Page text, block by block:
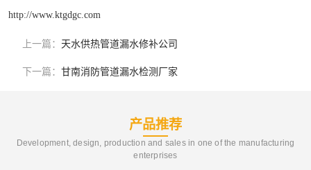
http://www.ktgdgc.com
上一篇： 天水供热管道漏水修补公司
下一篇： 甘南消防管道漏水检测厂家
产品推荐
Development, design, production and sales in one of the manufacturing
enterprises